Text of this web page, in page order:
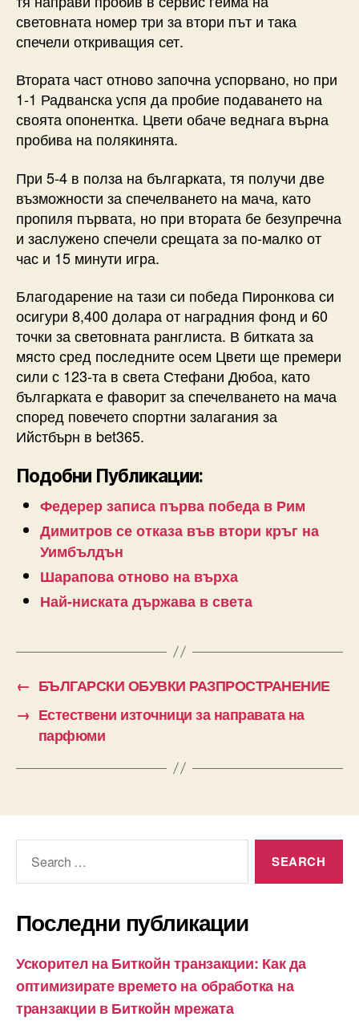
световната номер три за втори път и така
спечели откриващия сет.
Втората част отново започна успорвано, но при
1-1 Радванска успя да пробие подаването на
своята опонентка. Цвети обаче веднага върна
пробива на полякинята.
При 5-4 в полза на българката, тя получи две
възможности за спечелването на мача, като
пропиля първата, но при втората бе безупречна
и заслужено спечели срещата за по-малко от
час и 15 минути игра.
Благодарение на тази си победа Пиронкова си
осигури 8,400 долара от наградния фонд и 60
точки за световната ранглиста. В битката за
място сред последните осем Цвети ще премери
сили с 123-та в света Стефани Дюбоа, като
българката е фаворит за спечелването на мача
според повечето спортни залагания за
Ийстбърн в bet365.
Подобни Публикации:
Федерер записа първа победа в Рим
Димитров се отказа във втори кръг на
Уимбълдън
Шарапова отново на върха
Най-ниската държава в света
← БЪЛГАРСКИ ОБУВКИ РАЗПРОСТРАНЕНИЕ
→ Естествени източници за направата на
парфюми
Последни публикации
Ускорител на Биткойн транзакции: Как да
оптимизирате времето на обработка на
транзакции в Биткойн мрежата